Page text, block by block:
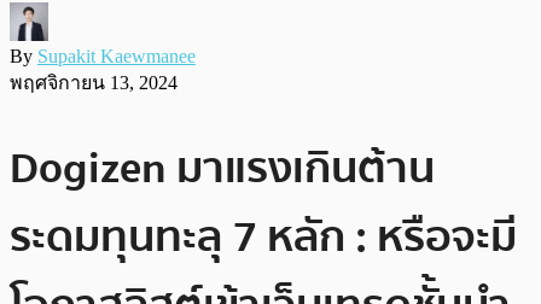
By Supakit Kaewmanee
พฤศจิกายน 13, 2024
Dogizen มาแรงเกินต้าน
ระดมทุนทะลุ 7 หลัก : หรือจะมี